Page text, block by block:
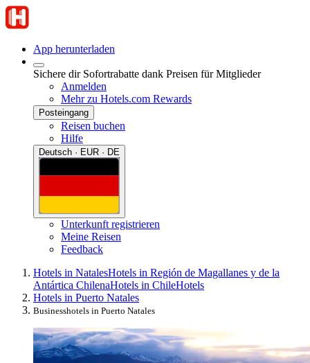
App herunterladen
Sichere dir Sofortrabatte dank Preisen für Mitglieder
Anmelden
Mehr zu Hotels.com Rewards
Posteingang
Reisen buchen
Hilfe
Deutsch · EUR · DE
Unterkunft registrieren
Meine Reisen
Feedback
Hotels in NatalesHotels in Región de Magallanes y de la
Antártica ChilenaHotels in ChileHotels
Hotels in Puerto Natales
Businesshotels in Puerto Natales